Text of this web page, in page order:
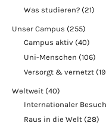
Was studieren? (21)
Unser Campus (255)
Campus aktiv (40)
Uni-Menschen (106)
Versorgt & vernetzt
Weltweit (40)
Internationaler Besuch
Raus in die Welt (28)